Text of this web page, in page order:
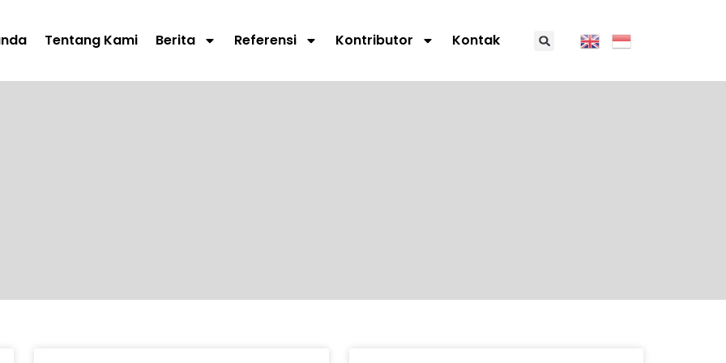
Tentang Kami Berita Referensi Kontributor Kontak